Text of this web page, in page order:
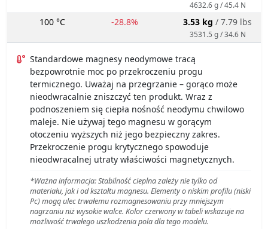
4632.6 g / 45.4 N
100 °C -28.8% 3.53 kg / 7.79 lbs
3531.5 g / 34.6 N
Standardowe magnesy neodymowe tracą
bezpowrotnie moc po przekroczeniu progu
termicznego. Uważaj na przegrzanie – gorąco może
nieodwracalnie zniszczyć ten produkt. Wraz z
podnoszeniem się ciepła nośność neodymu chwilowo
maleje. Nie używaj tego magnesu w gorącym
otoczeniu wyższych niż jego bezpieczny zakres.
Przekroczenie progu krytycznego spowoduje
nieodwracalnej utraty właściwości magnetycznych.
*Ważna informacja: Stabilność cieplna zależy nie tylko od
materiału, jak i od kształtu magnesu. Elementy o niskim profilu (niski
Pc) mogą ulec trwałemu rozmagnesowaniu przy mniejszym
nagrzaniu niż wysokie walce. Kolor czerwony w tabeli wskazuje na
możliwość trwałego uszkodzenia pola dla tego modelu.